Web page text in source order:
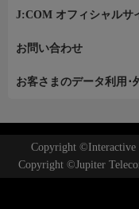
J:COM オフィシャルサ
お問い合わせ
お客さまのデータ利用･
Copyright ©Interactive
Copyright ©Jupiter